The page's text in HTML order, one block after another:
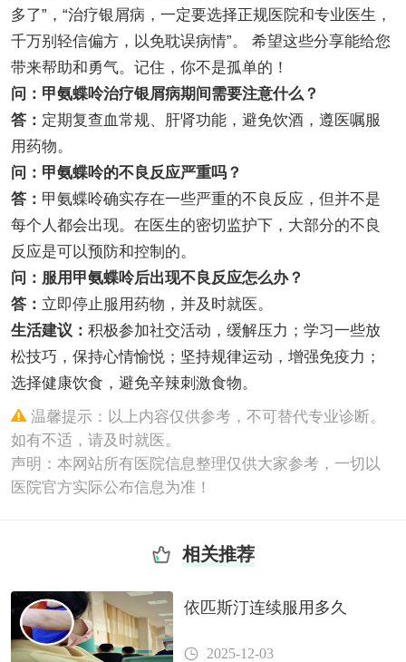
多了”，“治疗银屑病，一定要选择正规医院和专业医生，
千万别轻信偏方，以免耽误病情”。 希望这些分享能给您
带来帮助和勇气。记住，你不是孤单的！
问：甲氨蝶呤治疗银屑病期间需要注意什么？
答： 定期复查血常规、肝肾功能，避免饮酒，遵医嘱服
用药物。
问：甲氨蝶呤的不良反应严重吗？
答： 甲氨蝶呤确实存在一些严重的不良反应，但并不是
每个人都会出现。在医生的密切监护下，大部分的不良
反应是可以预防和控制的。
问：服用甲氨蝶呤后出现不良反应怎么办？
答： 立即停止服用药物，并及时就医。
生活建议： 积极参加社交活动，缓解压力；学习一些放
松技巧，保持心情愉悦；坚持规律运动，增强免疫力；
选择健康饮食，避免辛辣刺激食物。
温馨提示：以上内容仅供参考，不可替代专业诊断。
如有不适，请及时就医。
声明：本网站所有医院信息整理仅供大家参考，一切以
医院官方实际公布信息为准！
相关推荐
依匹斯汀连续服用多久
2025-12-03